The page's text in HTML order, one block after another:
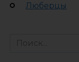
Люберцы
Search